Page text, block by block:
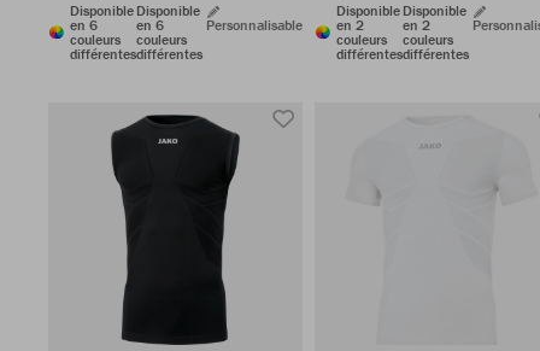
Disponible
en 6
couleurs
différentes
Disponible
en 6
couleurs
différentes
Personnalisable
Disponible
en 2
couleurs
différentes
Disponible
en 2
couleurs
différentes